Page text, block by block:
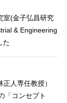
室(金子弘昌研究
& Engineering
た
人専任教授）
「コンセプト